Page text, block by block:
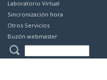
Laboratorio Virtual
Sincronización hora
Otros Servicios
Buzón webmaster